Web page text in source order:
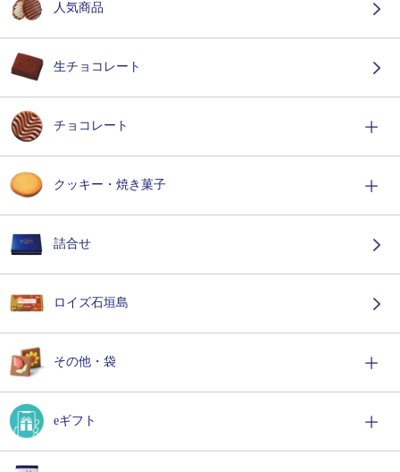
人気商品
生チョコレート
チョコレート
クッキー・焼き菓子
詰合せ
ロイズ石垣島
その他・袋
eギフト